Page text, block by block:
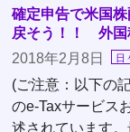
確定申告で米国
戻そう！！ 外国
2018年2月8日
日
(ご注意：以下の
のe-Taxサービス
述されています